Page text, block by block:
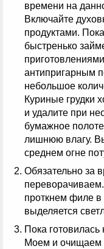
времени на
Включайте
продуктами.
быстренько
антипригарным
небольшое
Куриные грудки
и удалите при
бумажное
лишнюю влагу.
среднем огне
Обязательно за
проткнем филе в
выделяется
Пока
Моем и очищаем